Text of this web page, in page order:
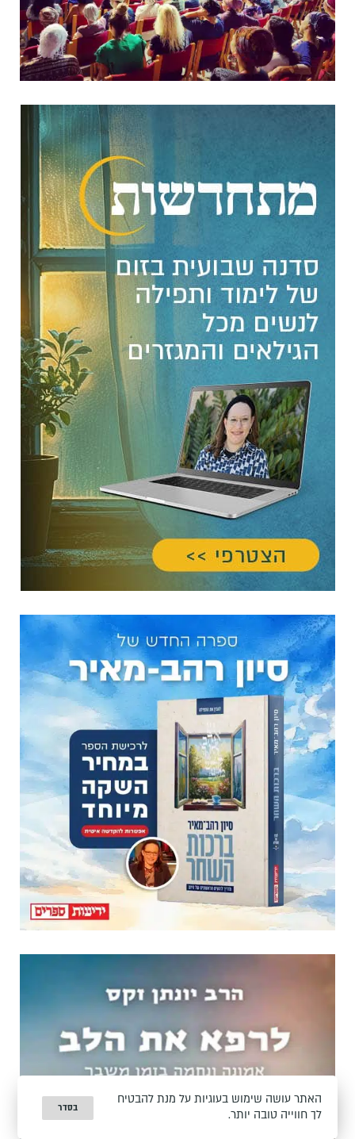
האתר עושה שימוש בעוגיות על מנת להבטיח
לך חווייה טובה יותר.
בסדר